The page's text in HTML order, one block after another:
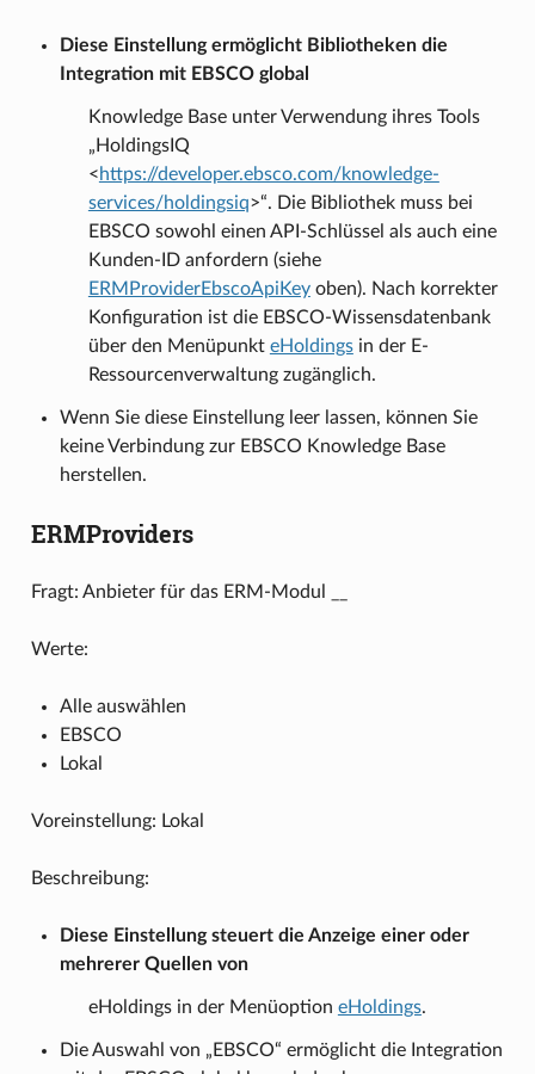
Diese Einstellung ermöglicht Bibliotheken die
Integration mit EBSCO global
Knowledge Base unter Verwendung ihres Tools
„HoldingsIQ
<https://developer.ebsco.com/knowledge-
services/holdingsiq>“. Die Bibliothek muss bei
EBSCO sowohl einen API-Schlüssel als auch eine
Kunden-ID anfordern (siehe
ERMProviderEbscoApiKeyoben). Nach korrekter
Konfiguration ist die EBSCO-Wissensdatenbank
über den Menüpunkt eHoldingsin der E-
Ressourcenverwaltung zugänglich.
Wenn Sie diese Einstellung leer lassen, können Sie
keine Verbindung zur EBSCO Knowledge Base
herstellen.
ERMProviders
Fragt: Anbieter für das ERM-Modul __
Werte:
Alle auswählen
EBSCO
Lokal
Voreinstellung: Lokal
Beschreibung:
Diese Einstellung steuert die Anzeige einer oder
mehrerer Quellen von
eHoldings in der Menüoption eHoldings.
Die Auswahl von „EBSCO“ ermöglicht die Integration